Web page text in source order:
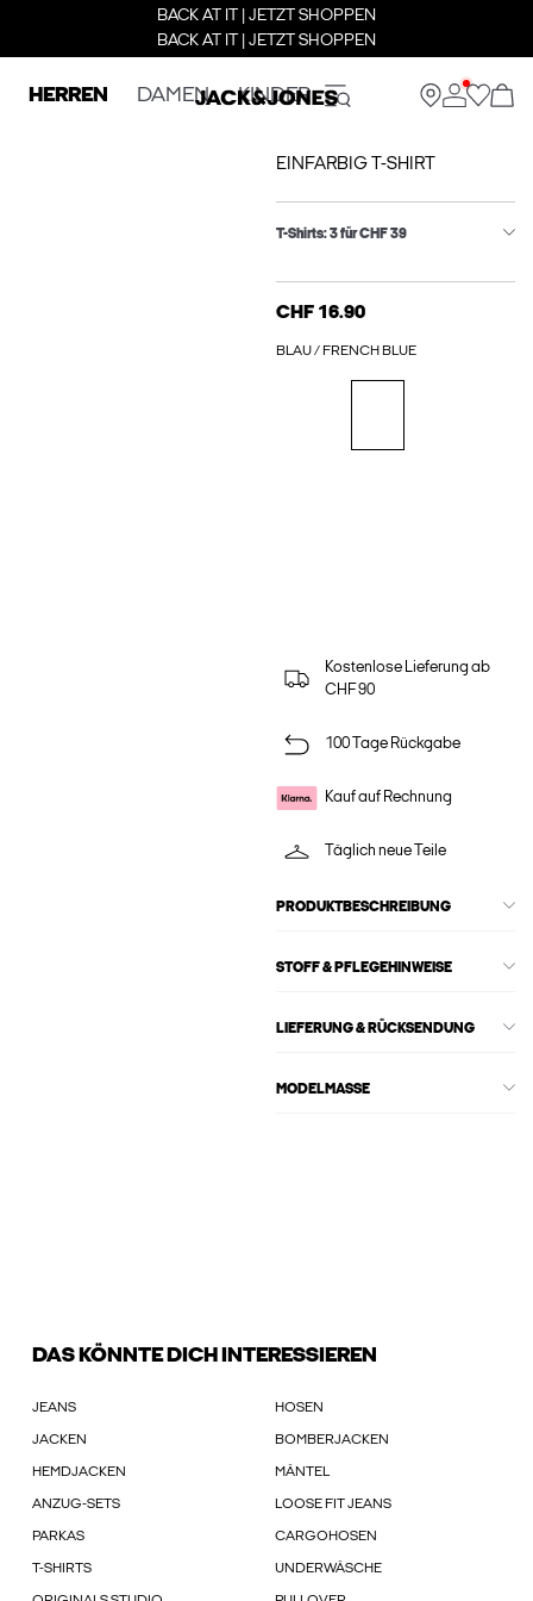
BACK AT IT | JETZT SHOPPEN
BACK AT IT | JETZT SHOPPEN
HERREN DAMEN KINDER
EINFARBIG T-SHIRT
T-Shirts: 3 für CHF 39
CHF 16.90
BLAU / FRENCH BLUE
Kostenlose Lieferung ab
CHF 90
100 Tage Rückgabe
Kauf auf Rechnung
Täglich neue Teile
PRODUKTBESCHREIBUNG
STOFF & PFLEGEHINWEISE
LIEFERUNG & RÜCKSENDUNG
MODELMASSE
DAS KÖNNTE DICH INTERESSIEREN
JEANS HOSEN
JACKEN BOMBERJACKEN
HEMDJACKEN MÄNTEL
ANZUG-SETS LOOSE FIT JEANS
PARKAS CARGOHOSEN
T-SHIRTS UNDERWÄSCHE